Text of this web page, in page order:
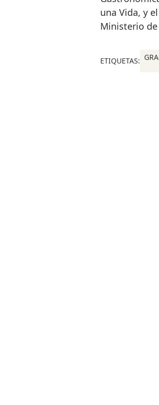
una Vida, y
Ministerio
ETIQUETAS: